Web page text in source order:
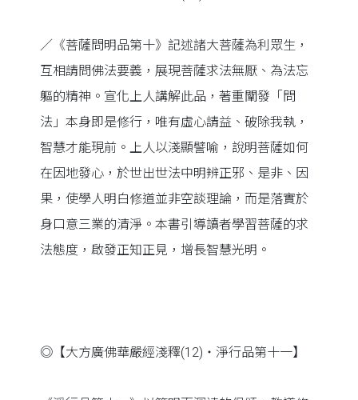
／《菩薩問明品第十》記述諸大菩薩為利眾生，
互相請問佛法要義，展現菩薩求法無厭、為法忘
軀的精神。宣化上人講解此品，著重闡發「問
法」本身即是修行，唯有虛心請益、破除我執，
智慧才能現前。上人以淺顯譬喻，說明菩薩如何
在因地發心，於世出世法中明辨正邪、是非、因
果，使學人明白修道並非空談理論，而是落實於
身口意三業的清淨。本書引導讀者學習菩薩的求
法態度，啟發正知正見，增長智慧光明。
◎【大方廣佛華嚴經淺釋(12)‧淨行品第十一】